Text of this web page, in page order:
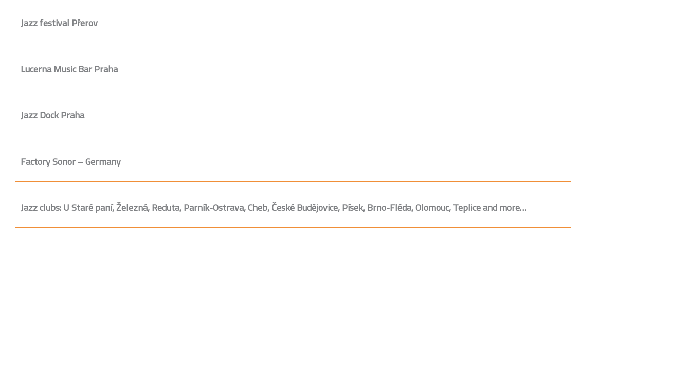
Jazz festival Přerov
Lucerna Music Bar Praha
Jazz Dock Praha
Factory Sonor – Germany
Jazz clubs: U Staré paní, Železná, Reduta, Parník-Ostrava, Cheb, České Budějovice, Písek, Brno-Fléda, Olomouc, Teplice and more…